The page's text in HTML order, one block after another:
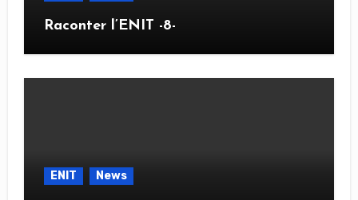
Raconter l’ENIT -8-
ENIT News